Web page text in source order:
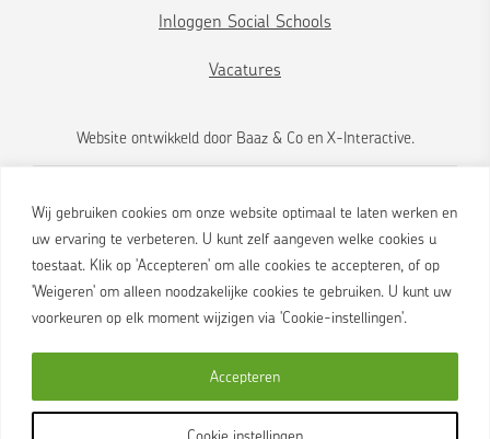
Wij gebruiken cookies om onze website optimaal te laten werken en
uw ervaring te verbeteren. U kunt zelf aangeven welke cookies u
toestaat. Klik op 'Accepteren' om alle cookies te accepteren, of op
'Weigeren' om alleen noodzakelijke cookies te gebruiken. U kunt uw
voorkeuren op elk moment wijzigen via 'Cookie-instellingen'.
Cookie instellingen
Accepteren
Inloggen Social Schools
Vacatures
Website ontwikkeld door Baaz & Coen X-Interactive.
Brink 2
088 455 0000